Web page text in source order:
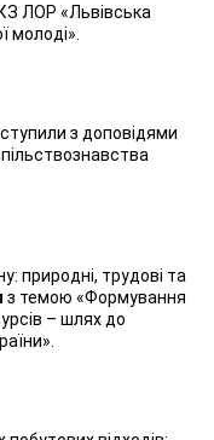
ЛОР «Львівська
молоді».
з доповідями
природні, трудові та
з темою «Формування
– шлях до